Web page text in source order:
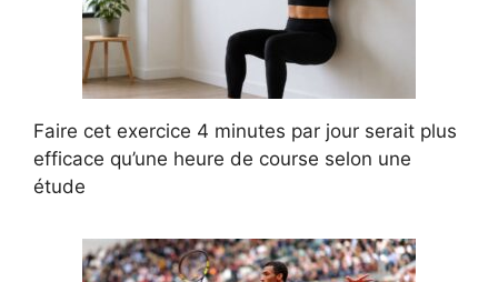
Faire cet exercice 4 minutes par jour serait plus
efficace qu’une heure de course selon une
étude